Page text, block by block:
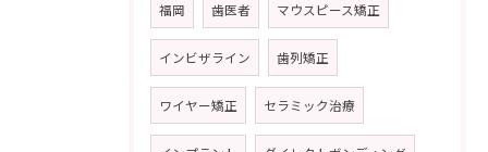
福岡 歯医者 マウスピース矯正
インビザライン 歯列矯正
ワイヤー矯正 セラミック治療